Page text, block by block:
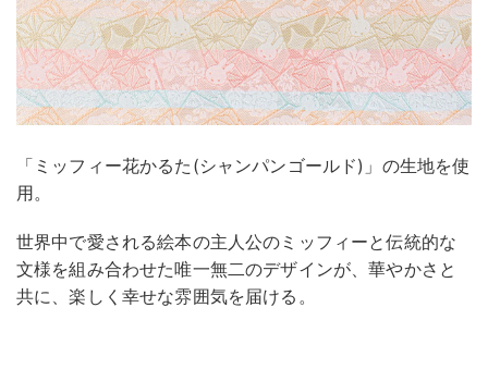
「ミッフィー花かるた(シャンパンゴールド)」の生地を使
用。
世界中で愛される絵本の主人公のミッフィーと伝統的な
文様を組み合わせた唯一無二のデザインが、華やかさと
共に、楽しく幸せな雰囲気を届ける。